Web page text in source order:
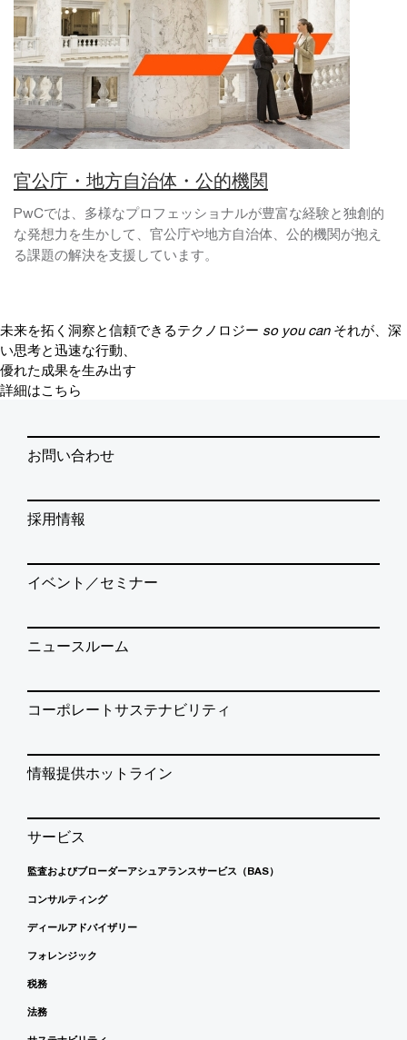
官公庁・地方自治体・公的機関
PwCでは、多様なプロフェッショナルが豊富な経験と独創的
な発想力を生かして、官公庁や地方自治体、公的機関が抱え
る課題の解決を支援しています。
未来を拓く洞察と信頼できるテクノロジー so you can それが、深
い思考と迅速な行動、
優れた成果を生み出す
詳細はこちら
お問い合わせ
採用情報
イベント／セミナー
ニュースルーム
コーポレートサステナビリティ
情報提供ホットライン
サービス
監査およびブローダーアシュアランスサービス（BAS）
コンサルティング
ディールアドバイザリー
フォレンジック
税務
法務